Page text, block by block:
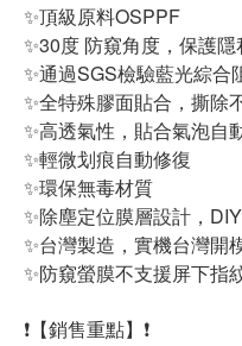
✨頂級原料OSPPF
✨30度 防窺角度，保護
✨通過SGS檢驗藍光綜合
✨全特殊膠面貼合，撕除
✨高透氣性，貼合氣泡自
✨輕微划痕自動修復
✨環保無毒材質
✨除塵定位膜層設計，
✨台灣製造，實機台灣開
✨防窺螢膜不支援屏下指
❗【銷售重點】❗